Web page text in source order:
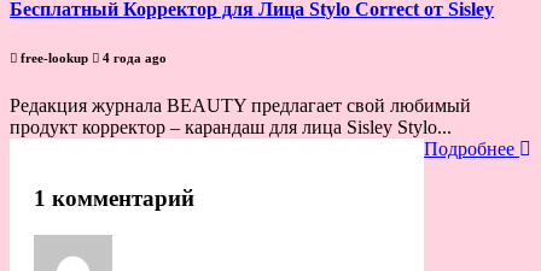
Бесплатный Корректор для Лица Stylo Correct от Sisley
free-lookup 4 года ago
Редакция журнала BEAUTY предлагает свой любимый
продукт корректор – карандаш для лица Sisley Stylo...
Подробнее
1 комментарий